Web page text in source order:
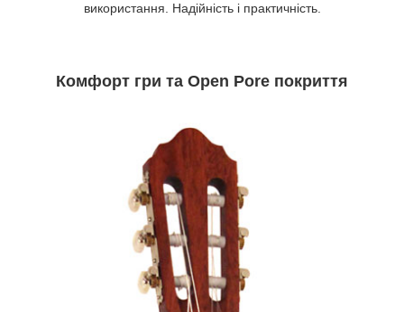
використання. Надійність і практичність.
Комфорт гри та Open Pore покриття